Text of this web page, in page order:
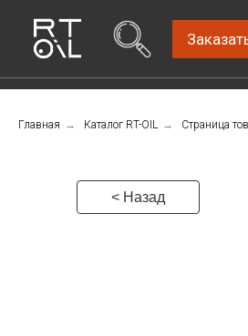
Прямой дистрибьютор
Консультации Пн-Пт: 9.00-18.00
Заказать звонок
Главная → Каталог RT-OIL → Страница
< Назад